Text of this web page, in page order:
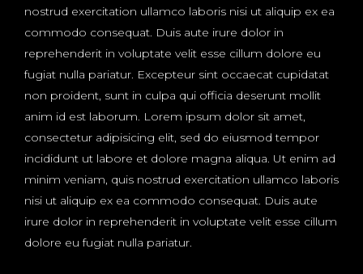
nostrud exercitation ullamco laboris nisi ut aliquip ex ea
commodo consequat. Duis aute irure dolor in
reprehenderit in voluptate velit esse cillum dolore eu
fugiat nulla pariatur. Excepteur sint occaecat cupidatat
non proident, sunt in culpa qui officia deserunt mollit
anim id est laborum. Lorem ipsum dolor sit amet,
consectetur adipisicing elit, sed do eiusmod tempor
incididunt ut labore et dolore magna aliqua. Ut enim ad
minim veniam, quis nostrud exercitation ullamco laboris
nisi ut aliquip ex ea commodo consequat. Duis aute
irure dolor in reprehenderit in voluptate velit esse cillum
dolore eu fugiat nulla pariatur.